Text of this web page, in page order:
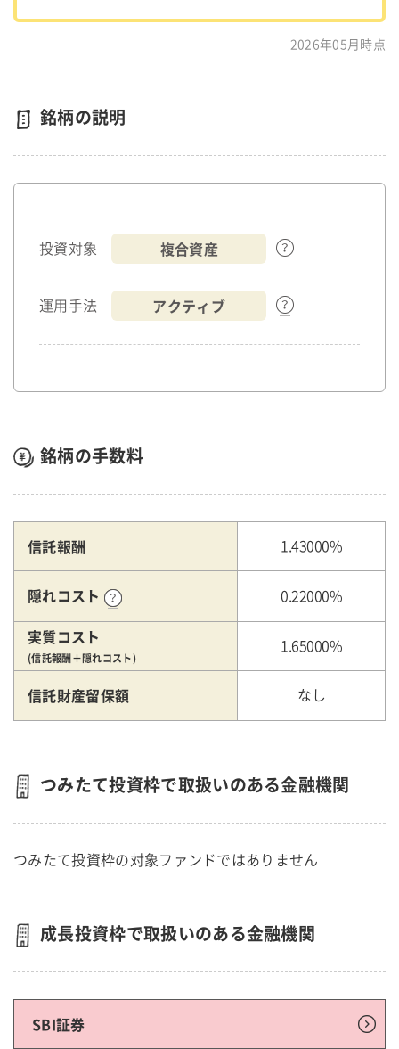
2026年05月時点
銘柄の説明
投資対象 複合資産
運用手法 アクティブ
銘柄の手数料
信託報酬 1.43000%
隠れコスト 0.22000%
実質コスト
(信託報酬＋隠れコスト)
1.65000%
信託財産留保額 なし
つみたて投資枠で取扱いのある金融機関
つみたて投資枠の対象ファンドではありません
成長投資枠で取扱いのある金融機関
SBI証券